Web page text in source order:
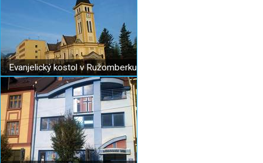
Evanjelický kostol v Ružomberku